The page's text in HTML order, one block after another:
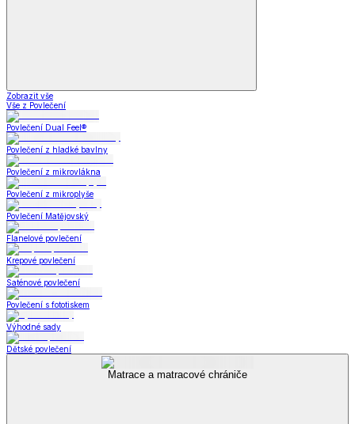
Zobrazit vše
Vše z Povlečení
Povlečení Dual Feel®
Povlečení z hladké bavlny
Povlečení z mikrovlákna
Povlečení z mikroplyše
Povlečení Matějovský
Flanelové povlečení
Krepové povlečení
Saténové povlečení
Povlečení s fototiskem
Výhodné sady
Dětské povlečení
Matrace a matracové chrániče